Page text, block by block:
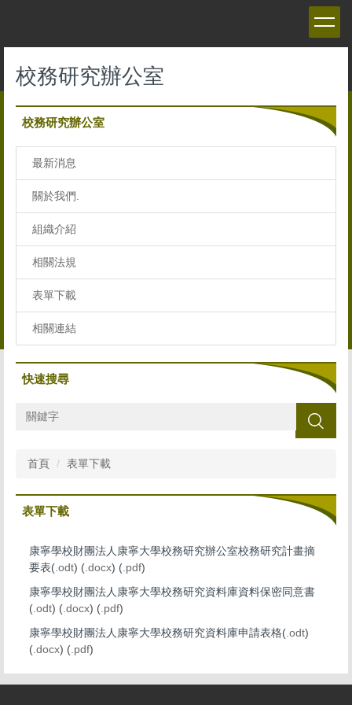
內
區
校務研究辦公室
校務研究辦公室
最新消息
關於我們.
組織介紹
相關法規
表單下載
相關連結
快速搜尋
搜尋
首頁 表單下載
表單下載
康寧學校財團法人康寧大學校務研究辦公室校務研究計畫摘
要表( .odt) ( .docx) ( .pdf)
康寧學校財團法人康寧大學校務研究資料庫資料保密同意書
( .odt) ( .docx) ( .pdf)
康寧學校財團法人康寧大學校務研究資料庫申請表格( .odt)
( .docx) ( .pdf)